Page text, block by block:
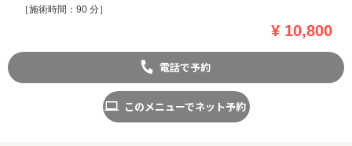
［施術時間：90 分］
¥ 10,800
電話で予約
このメニューでネット予約